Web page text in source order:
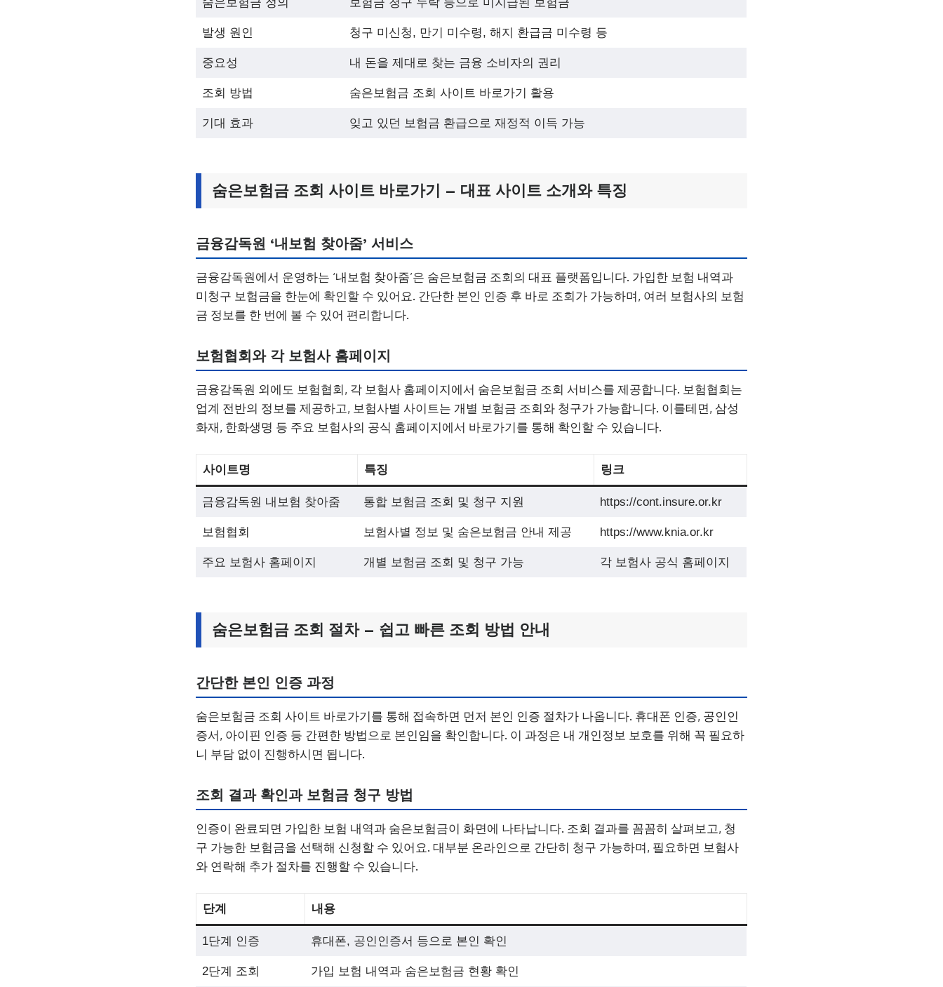
발생 원인 청구 미신청, 만기 미수령, 해지 환급금 미수령 등
중요성 내 돈을 제대로 찾는 금융 소비자의 권리
조회 방법 숨은보험금 조회 사이트 바로가기 활용
기대 효과 잊고 있던 보험금 환급으로 재정적 이득 가능
숨은보험금 조회 사이트 바로가기 – 대표 사이트 소개와 특징
금융감독원 ‘내보험 찾아줌’ 서비스
금융감독원에서 운영하는 ‘내보험 찾아줌’은 숨은보험금 조회의 대표 플랫폼입니다. 가입한 보험 내역과
미청구 보험금을 한눈에 확인할 수 있어요. 간단한 본인 인증 후 바로 조회가 가능하며, 여러 보험사의 보험
금 정보를 한 번에 볼 수 있어 편리합니다.
보험협회와 각 보험사 홈페이지
금융감독원 외에도 보험협회, 각 보험사 홈페이지에서 숨은보험금 조회 서비스를 제공합니다. 보험협회는
업계 전반의 정보를 제공하고, 보험사별 사이트는 개별 보험금 조회와 청구가 가능합니다. 이를테면, 삼성
화재, 한화생명 등 주요 보험사의 공식 홈페이지에서 바로가기를 통해 확인할 수 있습니다.
사이트명 특징 링크
금융감독원 내보험 찾아줌 통합 보험금 조회 및 청구 지원 https://cont.insure.or.kr
보험협회 보험사별 정보 및 숨은보험금 안내 제공 https://www.knia.or.kr
주요 보험사 홈페이지 개별 보험금 조회 및 청구 가능 각 보험사 공식 홈페이지
숨은보험금 조회 절차 – 쉽고 빠른 조회 방법 안내
간단한 본인 인증 과정
숨은보험금 조회 사이트 바로가기를 통해 접속하면 먼저 본인 인증 절차가 나옵니다. 휴대폰 인증, 공인인
증서, 아이핀 인증 등 간편한 방법으로 본인임을 확인합니다. 이 과정은 내 개인정보 보호를 위해 꼭 필요하
니 부담 없이 진행하시면 됩니다.
조회 결과 확인과 보험금 청구 방법
인증이 완료되면 가입한 보험 내역과 숨은보험금이 화면에 나타납니다. 조회 결과를 꼼꼼히 살펴보고, 청
구 가능한 보험금을 선택해 신청할 수 있어요. 대부분 온라인으로 간단히 청구 가능하며, 필요하면 보험사
와 연락해 추가 절차를 진행할 수 있습니다.
단계 내용
1단계 인증 휴대폰, 공인인증서 등으로 본인 확인
2단계 조회 가입 보험 내역과 숨은보험금 현황 확인